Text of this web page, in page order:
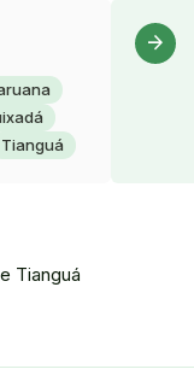
Tianguá
arrow_forward
Tianguá